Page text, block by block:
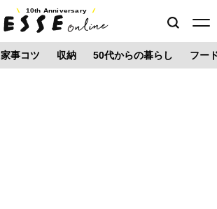
10th Anniversary
家事コツ 収納 50代からの暮らし フー